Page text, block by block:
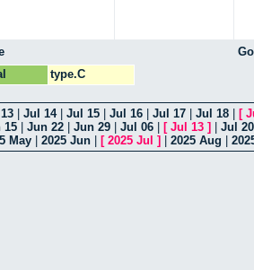
type.C
Jul 14| Jul 15 Jul 16 Jul 17 Jul 18 [
15 Jun 22 Jun 29 Jul 06 [ Jul 13 ]
Jul 20
May 2025 Jun [ 2025 Jul ] 2025 Aug